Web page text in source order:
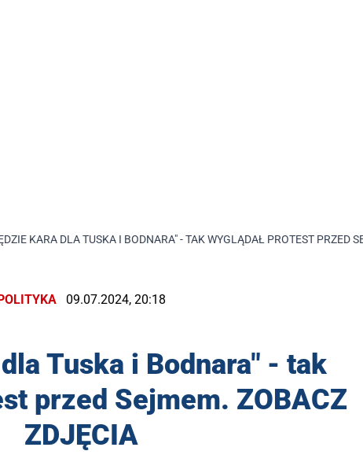
KARA DLA TUSKA I BODNARA" - TAK WYGLĄDAŁ PROTEST PRZED
09.07.2024, 20:18
Tuska i Bodnara" - tak
przed Sejmem. ZOBACZ
ZDJĘCIA